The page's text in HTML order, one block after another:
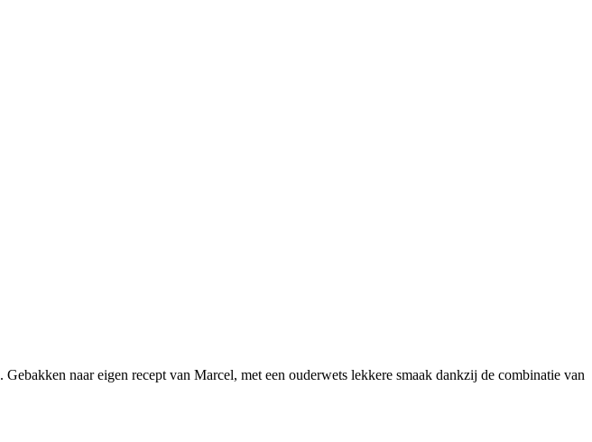
naar eigen recept van Marcel, met een ouderwets lekkere smaak dankzij de combinatie van